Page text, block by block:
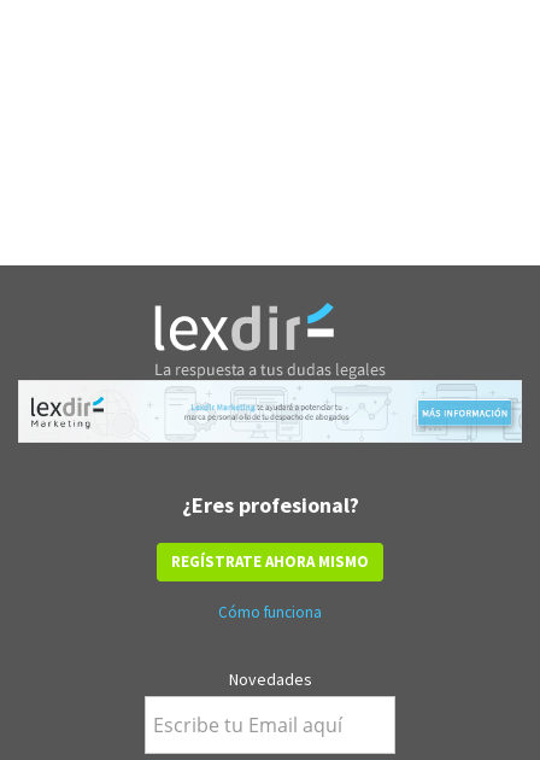
¿Eres profesional?
REGÍSTRATE AHORA MISMO
Cómo funciona
Novedades